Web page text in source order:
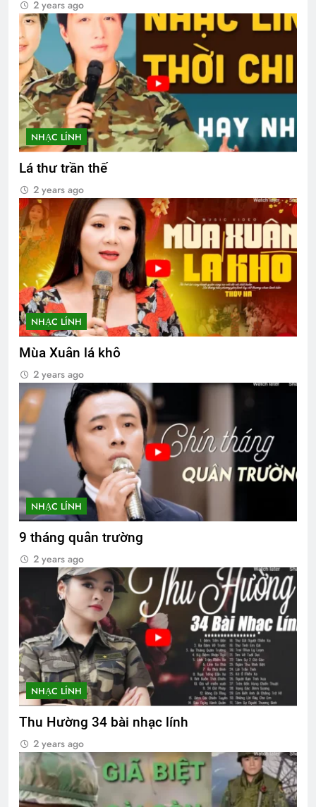
2 years ago
NHẠC LÍNH
Lá thư trần thế
2 years ago
NHẠC LÍNH
Mùa Xuân lá khô
2 years ago
NHẠC LÍNH
9 tháng quân trường
2 years ago
NHẠC LÍNH
Thu Hường 34 bài nhạc lính
2 years ago